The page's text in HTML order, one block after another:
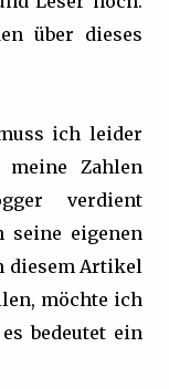
über dieses
ich leider
meine Zahlen
verdient
seine eigenen
diesem Artikel
möchte ich
bedeutet ein